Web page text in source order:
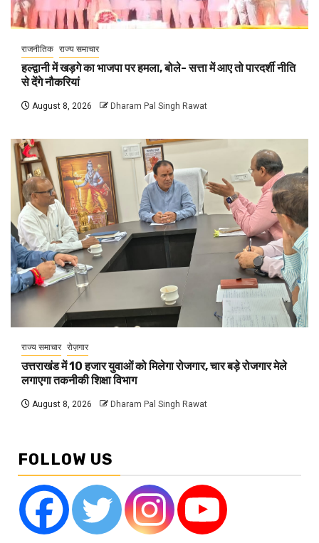
राजनीतिक राज्य समाचार
हल्द्वानी में खड़गे का भाजपा पर हमला, बोले- सत्ता में आए तो पारदर्शी नीति
से देंगे नौकरियां
August 8, 2026 Dharam Pal Singh Rawat
राज्य समाचार रोज़गार
उत्तराखंड में 10 हजार युवाओं को मिलेगा रोजगार, चार बड़े रोजगार मेले
लगाएगा तकनीकी शिक्षा विभाग
August 8, 2026 Dharam Pal Singh Rawat
FOLLOW US